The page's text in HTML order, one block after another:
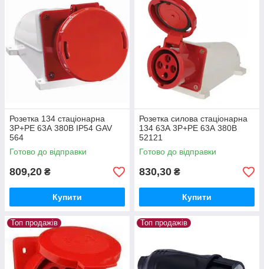
Розетка 134 стаціонарна
3Р+РЕ 63А 380В IP54 GAV
564
Готово до відправки
809,20 ₴
Купити
Розетка силова стаціонарна
134 63А 3Р+РЕ 63А 380В
52121
Готово до відправки
830,30 ₴
Купити
Топ продажів Топ продажів